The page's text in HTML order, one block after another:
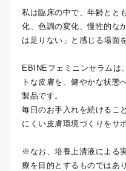
私は臨床の中で、年齢とと
化、色調の変化、慢性的な
は足りない」と感じる場面
EBINEフェミニンセラムは
トな皮膚を、健やかな状態
製品です。
毎日のお手入れを続けるこ
にくい皮膚環境づくりをサ
※なお、培養上清液による
療を目的とするものではあ